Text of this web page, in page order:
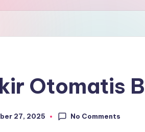
Otomatis
27, 2025 No Comments